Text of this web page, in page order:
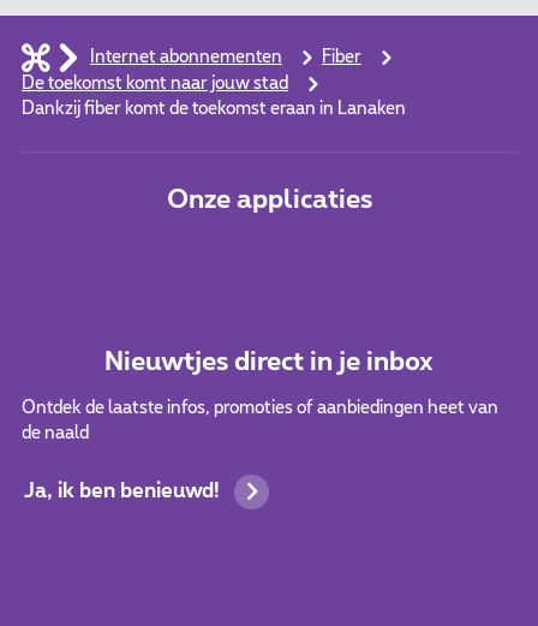
Internet abonnementen
Fiber
De toekomst komt naar jouw stad
Dankzij fiber komt de toekomst eraan in Lanaken
Onze applicaties
Nieuwtjes direct in je inbox
Ontdek de laatste infos, promoties of aanbiedingen heet van
de naald
Ja, ik ben benieuwd!